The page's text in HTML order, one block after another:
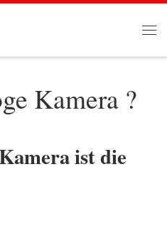
Kamera ?
ist die